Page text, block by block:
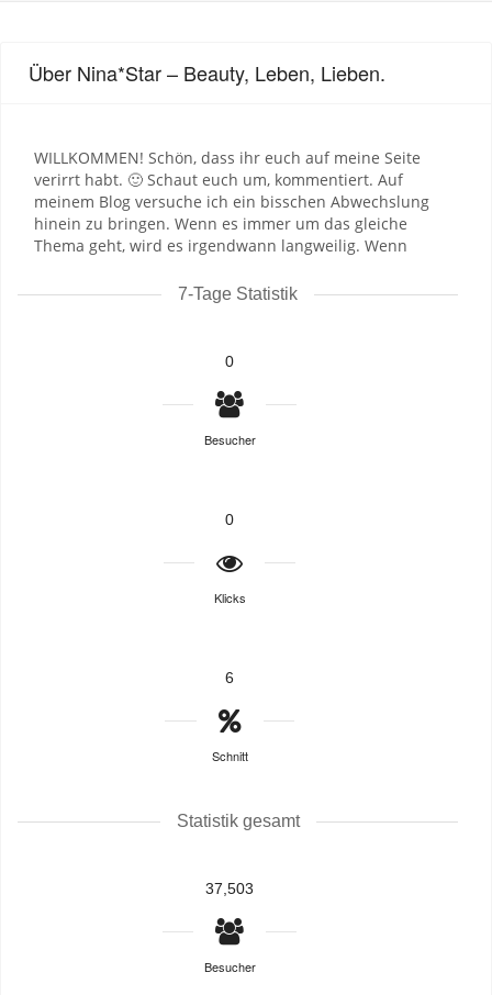
Über Nina*Star – Beauty, Leben, Lieben.
WILLKOMMEN! Schön, dass ihr euch auf meine Seite
verirrt habt. 🙂 Schaut euch um, kommentiert. Auf
meinem Blog versuche ich ein bisschen Abwechslung
hinein zu bringen. Wenn es immer um das gleiche
Thema geht, wird es irgendwann langweilig. Wenn
7-Tage Statistik
0
Besucher
0
Klicks
6
Schnitt
Statistik gesamt
37,503
Besucher